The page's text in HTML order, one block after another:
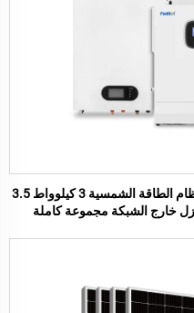
نظام الطاقة الشمسية الحزمة الكاملة نظام الطاقة الشمسية 3 كيلوواط 3.5
خارج الشبكة مجموعة كاملة